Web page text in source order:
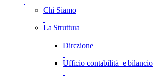
Chi Siamo
La Struttura
Direzione
Ufficio contabilità e bilancio